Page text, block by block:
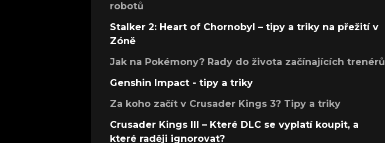
robotů
Stalker 2: Heart of Chornobyl – tipy a triky na přežití v
Zóně
Jak na Pokémony? Rady do života začínajících trenérů
Genshin Impact - tipy a triky
Za koho začít v Crusader Kings 3? Tipy a triky
Crusader Kings III – Které DLC se vyplatí koupit, a
které raději ignorovat?